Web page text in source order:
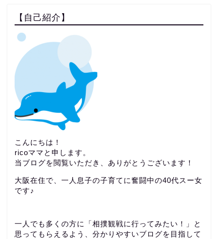
【自己紹介】
こんにちは！
ricoママと申します。
当ブログを閲覧いただき、ありがとうございます！
大阪在住で、一人息子の子育てに奮闘中の40代スー女
です♪
一人でも多くの方に「相撲観戦に行ってみたい！」と
思ってもらえるよう、分かりやすいブログを目指して